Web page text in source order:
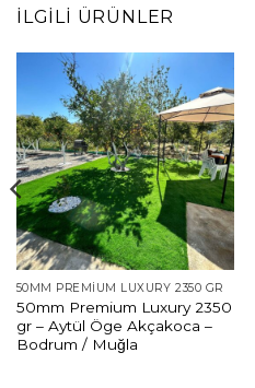
İLGILI ÜRÜNLER
50MM PREMIUM LUXURY 2350 GR
50mm Premium Luxury 2350
gr – Aytül Öge Akçakoca –
Bodrum / Muğla